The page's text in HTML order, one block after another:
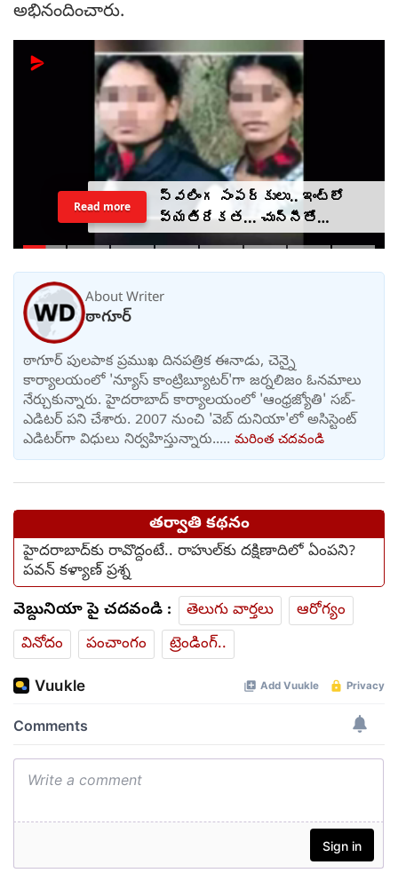
అభినందించారు.
స్వలింగ సంపర్కులు.. ఇంట్లో
వ్యతిరేకత... చున్నీతో
ఉరేసుకుని ఆత్మహత్య
Read more
About Writer
ఠాగూర్
ఠాగూర్ పులపాక ప్రముఖ దినపత్రిక ఈనాడు, చెన్నై
కార్యాలయంలో 'న్యూస్ కాంట్రిబ్యూటర్‌'గా జర్నలిజం ఓనమాలు
నేర్చుకున్నారు. హైదరాబాద్ కార్యాలయంలో 'ఆంధ్రజ్యోతి' సబ్-
ఎడిటర్ పని చేశారు. 2007 నుంచి 'వెబ్ దునియా'లో అసిస్టెంట్
ఎడిటర్‌‌గా విధులు నిర్వహిస్తున్నారు..... మరింత చదవండి
తర్వాతి కథనం
హైదరాబాద్‌కు రావొద్దంటే.. రాహుల్‌‌కు దక్షిణాదిలో ఏంపని?
పవన్ కళ్యాణ్ ప్రశ్న
వెబ్దునియా పై చదవండి : తెలుగు వార్తలు
ఆరోగ్యం
వినోదం
పంచాంగం ట్రెండింగ్..